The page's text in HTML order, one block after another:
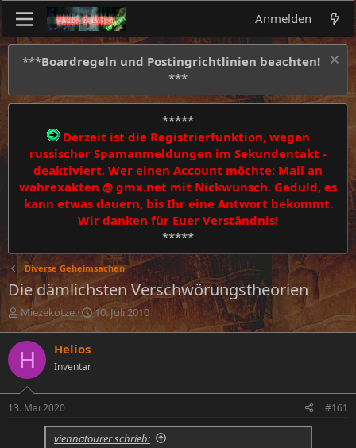
Anmelden
***Boardregeln und Postingrichtlinien beachten!
***
*****
Derzeit ist die Registrierfunktion, wegen
russischer Spamanmeldungen im Sekundentakt -
deaktiviert. Wer einen Account möchte: Mail an
wahrexakten @ gmx.net mit Nickwunsch. Geduld, es
kann etwas dauern, bis Ihr eine Antwort bekommt.
Wir danken für Euer Verständnis!
*****
Diverse Geheimsachen
Die dämlichsten Verschwörungstheorien
E
s
t
e
l
l
e
Miezekotze
E
r
l
a
m
10. Juli 2010
H Helios
Inventar
13. Mai 2020 #161
viennatourer schrieb: